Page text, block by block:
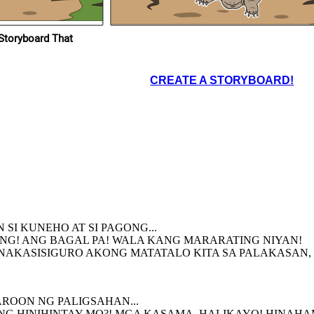
ARRR!!!
SA SARILI, KUNEHO!
TALAGA! PAANO KA
MANANALO SA AKIN? EH,
BAGAL-BAGAL MO!
That
CREATE A STORYBOARD!
KUNEHO AT SI PAGONG...
ANG BAGAL PA! WALA KANG MARARATING NIYAN!
AKONG MATATALO KITA SA
NG PALIGSAHAN...